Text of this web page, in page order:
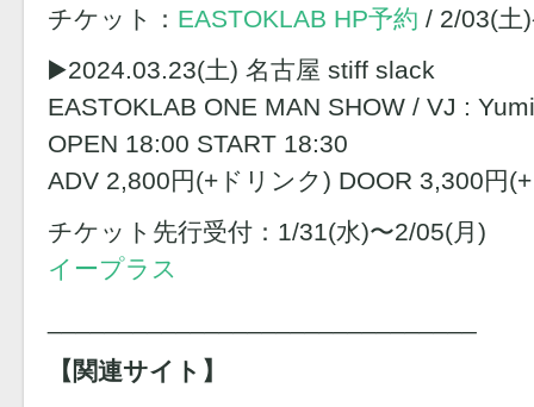
チケット： EASTOKLAB HP予約 / 2/03(
▶️2024.03.23(土) 名古屋 stiff slack
EASTOKLAB ONE MAN SHOW / VJ :
OPEN 18:00 START 18:30
ADV 2,800円(+ドリンク) DOOR 3,300円
チケット先行受付：1/31(水)〜2/05(月)
イープラス
【関連サイト】